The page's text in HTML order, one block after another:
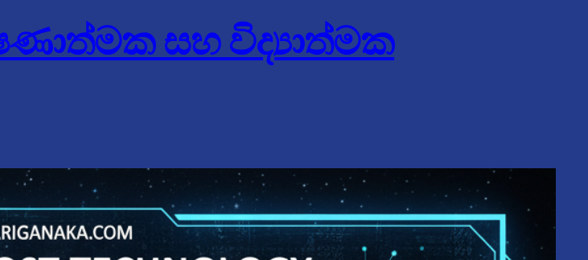
සහ විද්‍යාත්මක